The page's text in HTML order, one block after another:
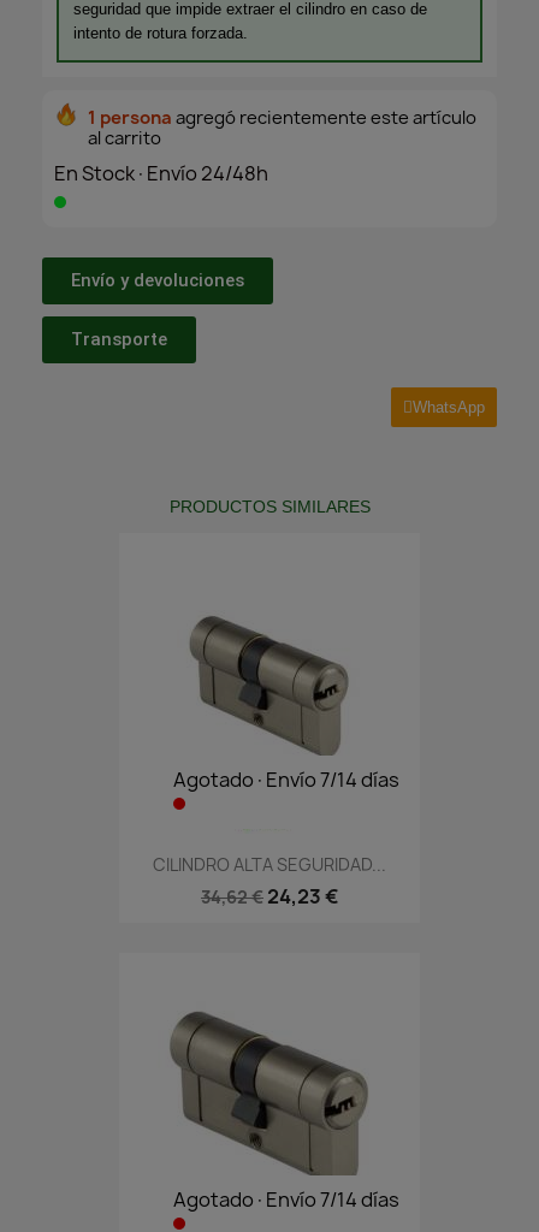
seguridad que impide extraer el cilindro en caso de
intento de rotura forzada.
1 persona agregó recientemente este artículo
al carrito
En Stock·Envío 24/48h
Envío y devoluciones
Transporte
WhatsApp
PRODUCTOS SIMILARES
Agotado·Envío 7/14 días
CILINDRO ALTA SEGURIDAD...
34,62 € 24,23 €
Agotado·Envío 7/14 días